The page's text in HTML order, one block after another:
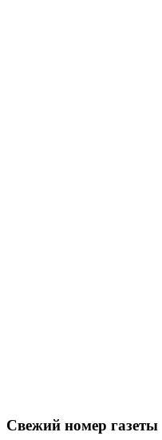
Свежий номер газеты